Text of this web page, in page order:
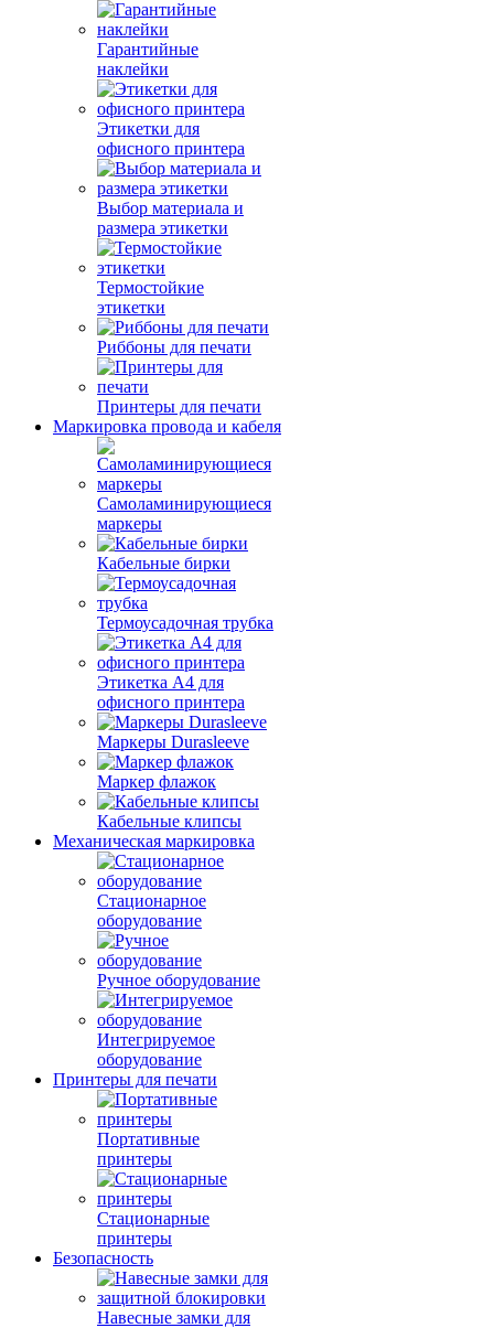
Гарантийные
наклейки
Этикетки для
офисного принтера
Выбор материала и
размера этикетки
Термостойкие
этикетки
Риббоны для печати
Принтеры для печати
Маркировка провода и кабеля
Самоламинирующиеся
маркеры
Кабельные бирки
Термоусадочная трубка
Этикетка А4 для
офисного принтера
Маркеры Durasleeve
Маркер флажок
Кабельные клипсы
Механическая маркировка
Стационарное
оборудование
Ручное оборудование
Интегрируемое
оборудование
Принтеры для печати
Портативные
принтеры
Стационарные
принтеры
Безопасность
Навесные замки для